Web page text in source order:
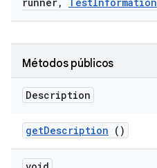
Métodos públicos
Description
getDescription ()